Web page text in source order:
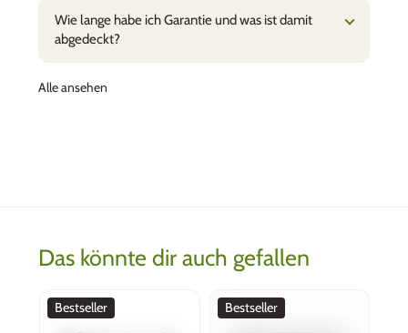
Glaceförmchen - absoluter Hit
Bis zu 11 Kinder stehen Schlange für ein
Portionen, alles kommt zurück = kein Abfall.
Tolle Box, super Qualität!
Ich bin begeistert von der Box, der Verpackung,
Wie lange habe ich Garantie und was ist damit
abgedeckt?
Alle ansehen
Das könnte dir auch gefallen
Bestseller Bestseller